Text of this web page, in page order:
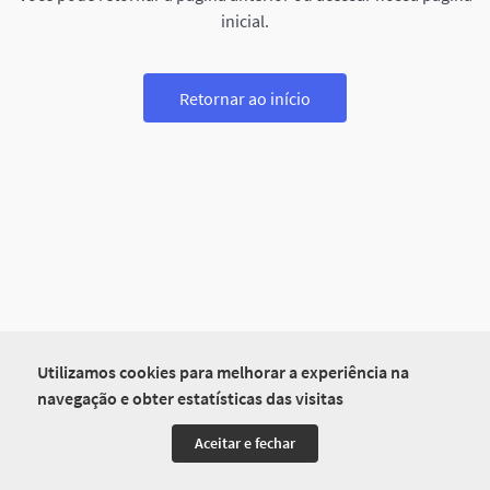
Utilizamos cookies para melhorar a experiência na
navegação e obter estatísticas das visitas
Aceitar e fechar
inicial.
Retornar ao início